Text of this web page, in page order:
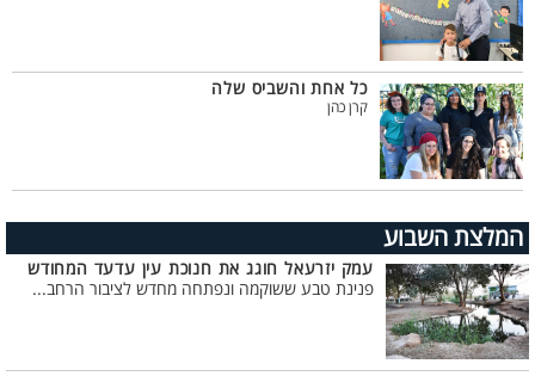
כל אחת והשביס שלה
קרן כהן
המלצת השבוע
עמק יזרעאל חוגג את חנוכת עין עדעד המחודש
פנינת טבע ששוקמה ונפתחה מחדש לציבור הרחב...